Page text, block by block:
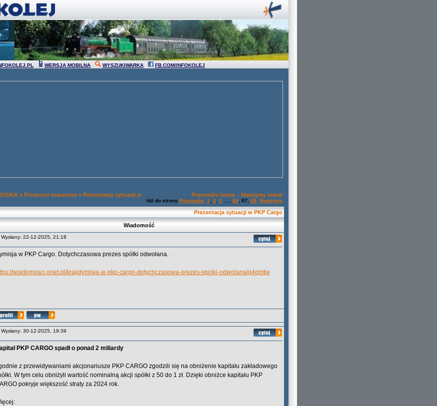
WERSJA MOBILNA WYSZUKIWARKA FB.COM/INFOKOLEJ
» Przewozy towarowe » Prezentacja sytuacji w
Poprzedni temat :: Następny temat
Idź do strony Poprzedni 1 2 3 86 87 88 Następny
Prezentacja sytuacji w PKP Cargo
Wiadomość
Wysłany: 22-12-2025, 21:18
w PKP Cargo. Dotychczasowa prezes spółki odwołana.
wiadomosci.onet.pl/kraj/dymisja-w-pkp-cargo-dotychczasowa-prezes-spolki-odwolana/g4qmtje
Wysłany: 30-12-2025, 19:39
PKP CARGO spadł o ponad 2 miliardy
z przewidywaniami akcjonariusze PKP CARGO zgodzili się na obniżenie kapitału zakładowego
W tym celu obniżyli wartość nominalną akcji spółki z 50 do 1 zł. Dzięki obniżce kapitału PKP
pokryje większość straty za 2024 rok.